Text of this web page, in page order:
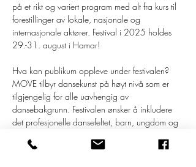
på et rikt og variert program med alt fra kurs til
forestillinger av lokale, nasjonale og
internasjonale aktører. ​Festival i 2025 holdes
29.-31. august i Hamar!
Hva kan publikum oppleve under festivalen?
MOVE tilbyr dansekunst på høyt nivå som er
tilgjengelig for alle uavhengig av
dansebakgrunn. Festivalen ønsker å inkludere
det profesjonelle dansefeltet, barn, ungdom og